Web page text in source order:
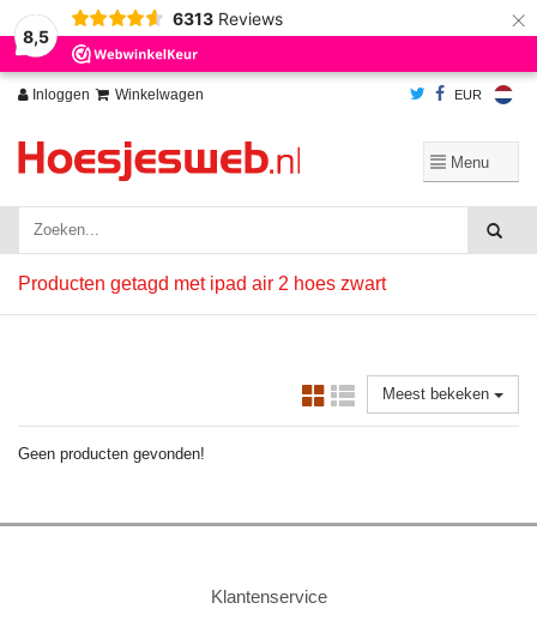
8,5
6313 Reviews ×
Inloggen Winkelwagen EUR
Producten getagd met ipad air 2 hoes zwart
Meest bekeken
Geen producten gevonden!
Klantenservice
Wij slaan cookies op om onze website te verbeteren. Is dat akkoord?
Ja
Nee